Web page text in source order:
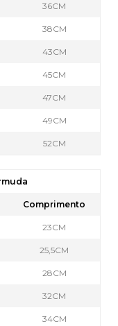
36CM
38CM
43CM
45CM
47CM
49CM
52CM
Comprimento
23CM
25,5CM
28CM
32CM
34CM